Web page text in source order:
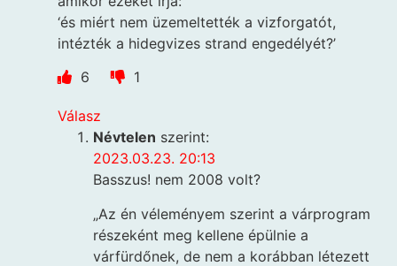
‘és miért nem üzemeltették a vizforgatót,
intézték a hidegvizes strand engedélyét?’
6
1
Válasz
Névtelen szerint:
2023.03.23. 20:13
Basszus! nem 2008 volt?
„Az én véleményem szerint a várprogram
részeként meg kellene épülnie a
várfürdőnek, de nem a korábban létezett